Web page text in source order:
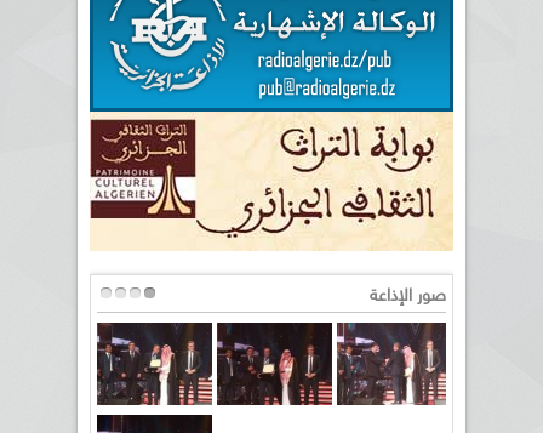
صور الإذاعة